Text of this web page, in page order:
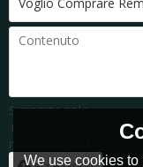
Supporta solo
.rar/.zip/.jpg/.png/.gif/
massimo 20M
We use cookies